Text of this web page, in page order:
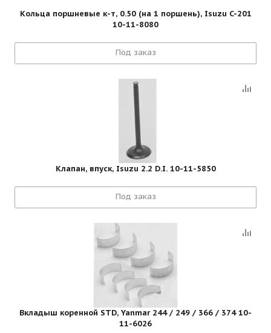
Кольца поршневые к-т, 0.50 (на 1 поршень), Isuzu C-201
10-11-8080
Под заказ
Клапан, впуск, Isuzu 2.2 D.I. 10-11-5850
Под заказ
Вкладыш коренной STD, Yanmar 244 / 249 / 366 / 374 10-
11-6026